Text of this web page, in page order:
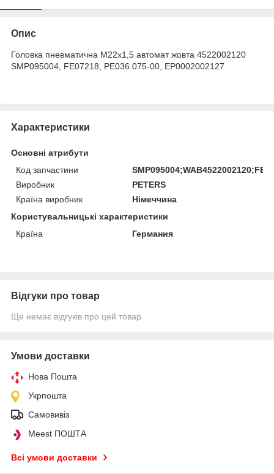
Опис
Головка пневматична M22x1,5 автомат жовта 4522002120
SMP095004, FE07218, PE036.075-00, EP0002002127
Характеристики
Основні атрибути
Код запчастини
Виробник
PETERS
Країна виробник
Німеччина
Користувальницькі характеристики
Країна
Германия
Відгуки про товар
Ще немає відгуків про цей товар
Умови доставки
Нова Пошта
Укрпошта
Самовивіз
Meest ПОШТА
Всі умови доставки